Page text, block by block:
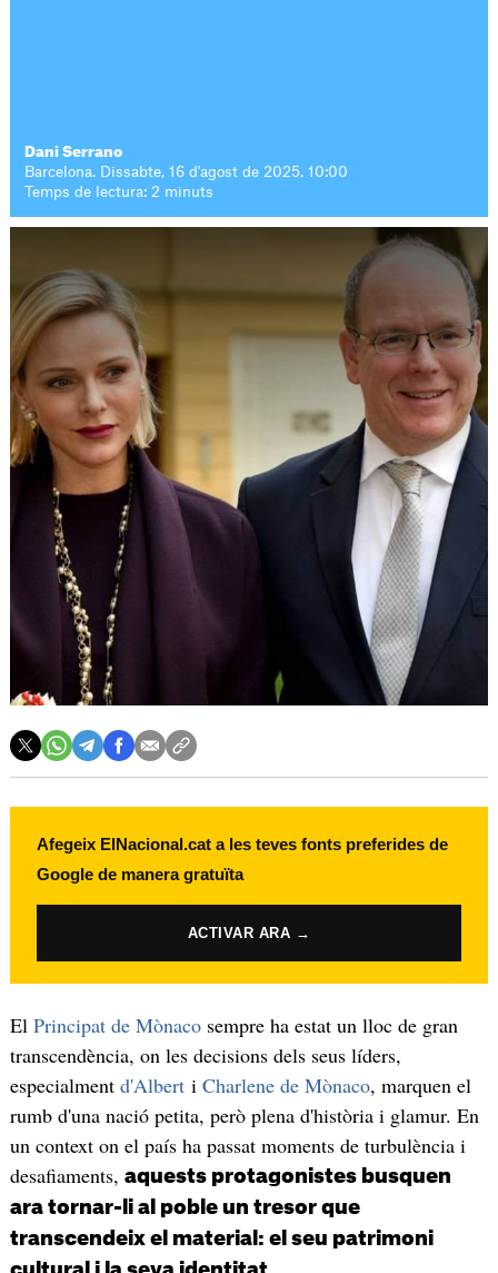
Dani Serrano
Barcelona. Dissabte, 16 d'agost de 2025. 10:00
Temps de lectura: 2 minuts
Afegeix ElNacional.cat a les teves fonts preferides de
Google de manera gratuïta
ACTIVAR ARA →
El Principat de Mònacosempre ha estat un lloc de gran
transcendència, on les decisions dels seus líders,
especialment d'Alberti Charlene de Mònaco, marquen el
rumb d'una nació petita, però plena d'història i glamur. En
un context on el país ha passat moments de turbulència i
desafiaments, aquests protagonistes busquen
ara tornar-li al poble un tresor que
transcendeix el material: el seu patrimoni